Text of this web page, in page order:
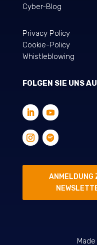
Cyber-Blog
Privacy Policy
Cookie-Policy
Whistleblowing
FOLGEN SIE UNS
ANMELDUNG